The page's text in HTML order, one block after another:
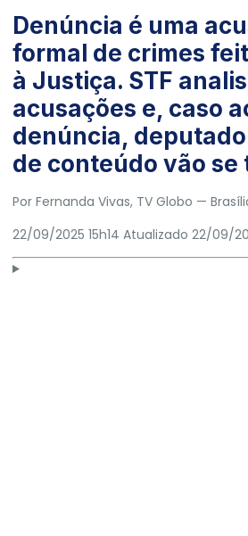
Denúncia é uma
formal de crimes
à Justiça. STF
acusações e, caso
denúncia,
de conteúdo vão se
Por Fernanda Vivas, TV Globo —
22/09/2025 15h14 Atualizado 22/09/